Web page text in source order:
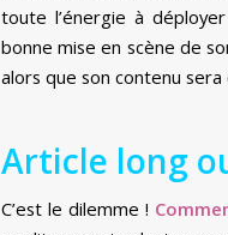
toute l’énergie à
bonne mise en scène de
alors que son contenu
Article long
C’est le dilemme !